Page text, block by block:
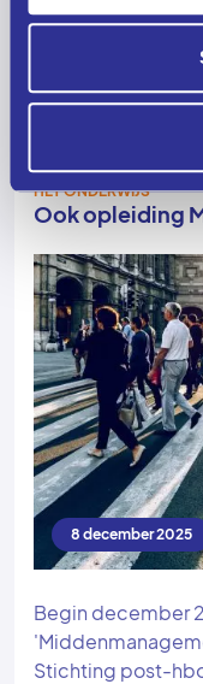
DOORLOPENDE
HET ONDERWIJS
Ook opleiding
8 december 2025
Begin december
Stichting post-